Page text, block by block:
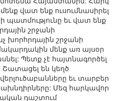
վատ ենք ուսումնասիրել
պատմությունը եւ վատ ենք
շրջանի
խորհրդային շրջանի
մենք առ այսօր
Պետք չէ հայտնագործել
են կեղծ
եւ տարբեր
Մեզ հարկավոր
դաշտում